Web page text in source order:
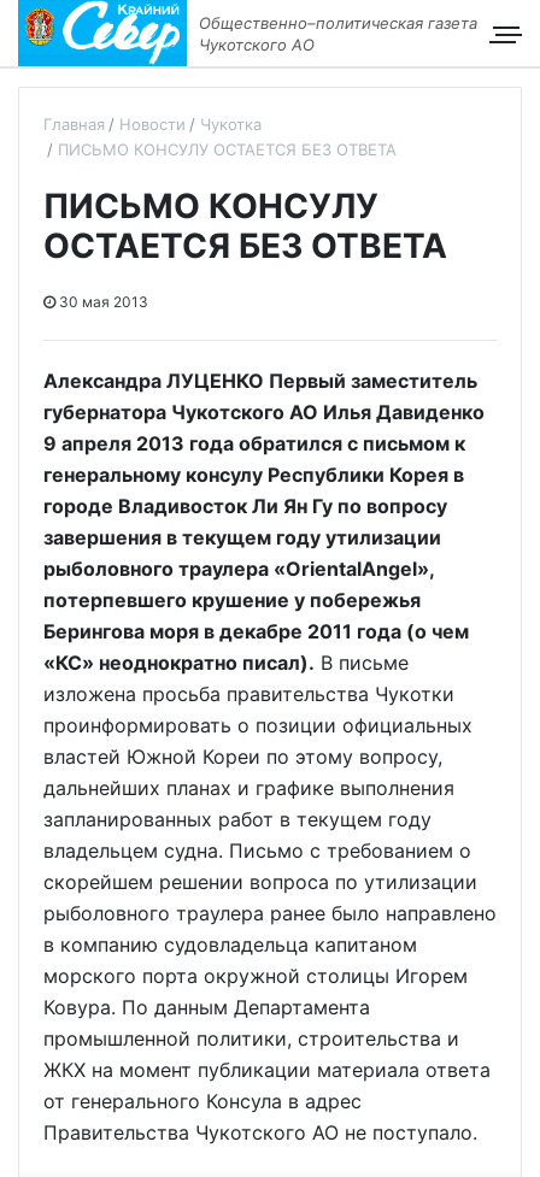
Общественно–политическая газета
Чукотского АО
Главная Новости
Чукотка
ПИСЬМО КОНСУЛУ ОСТАЕТСЯ БЕЗ ОТВЕТА
ПИСЬМО КОНСУЛУ
ОСТАЕТСЯ БЕЗ ОТВЕТА
30 мая 2013
Александра ЛУЦЕНКО Первый заместитель
губернатора Чукотского АО Илья Давиденко
9 апреля 2013 года обратился с письмом к
генеральному консулу Республики Корея в
городе Владивосток Ли Ян Гу по вопросу
завершения в текущем году утилизации
рыболовного траулера «OrientalAngel»,
потерпевшего крушение у побережья
Берингова моря в декабре 2011 года (о чем
«КС» неоднократно писал). В письме
изложена просьба правительства Чукотки
проинформировать о позиции официальных
властей Южной Кореи по этому вопросу,
дальнейших планах и графике выполнения
запланированных работ в текущем году
владельцем судна. Письмо с требованием о
скорейшем решении вопроса по утилизации
рыболовного траулера ранее было направлено
в компанию судовладельца капитаном
морского порта окружной столицы Игорем
Ковура. По данным Департамента
промышленной политики, строительства и
ЖКХ на момент публикации материала ответа
от генерального Консула в адрес
Правительства Чукотского АО не поступало.